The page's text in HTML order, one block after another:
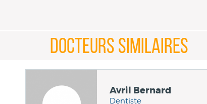
DOCTEURS SIMILAIRES
Avril Bernard
Dentiste